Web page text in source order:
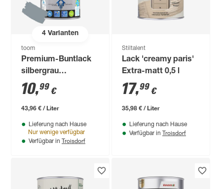
4Varianten
toom
Premium-Buntlack
silbergrau
seidenmatt 250 ml
10,99 €
43,96 € / Liter
Lieferung nach Hause
Nur wenige verfügbar
Verfügbar in Troisdorf
Stiltalent
Lack 'creamy paris'
Extra-matt 0,5 l
17,99 €
35,98 € / Liter
Lieferung nach Hause
Verfügbar in Troisdorf